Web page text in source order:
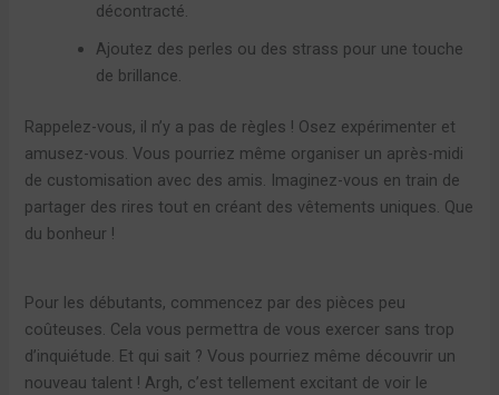
décontracté.
Ajoutez des perles ou des strass pour une touche
de brillance.
Rappelez-vous, il n’y a pas de règles ! Osez expérimenter et
amusez-vous. Vous pourriez même organiser un après-midi
de customisation avec des amis. Imaginez-vous en train de
partager des rires tout en créant des vêtements uniques. Que
du bonheur !
Pour les débutants, commencez par des pièces peu
coûteuses. Cela vous permettra de vous exercer sans trop
d’inquiétude. Et qui sait ? Vous pourriez même découvrir un
nouveau talent ! Argh, c’est tellement excitant de voir le